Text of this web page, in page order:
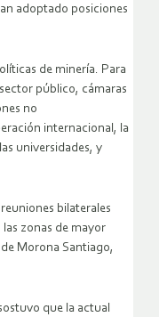
adoptado posiciones
de minería. Para
público, cámaras
no
internacional, la
universidades, y
bilaterales
zonas de mayor
Morona Santiago,
que la actual